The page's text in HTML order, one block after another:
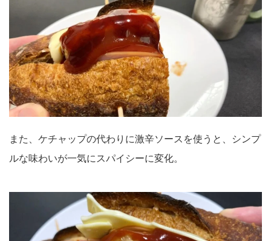
また、ケチャップの代わりに激辛ソースを使うと、シンプ
ルな味わいが一気にスパイシーに変化。